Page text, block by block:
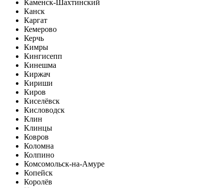
Каменск-Шахтинский
Канск
Каргат
Кемерово
Керчь
Кимры
Кингисепп
Кинешма
Киржач
Кириши
Киров
Киселёвск
Кисловодск
Клин
Клинцы
Ковров
Коломна
Колпино
Комсомольск-на-Амуре
Копейск
Королёв